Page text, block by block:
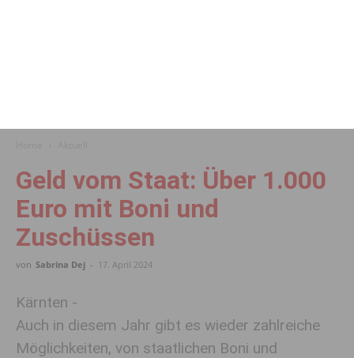
Geld vom Staat: Über 1.000
Euro mit Boni und
Zuschüssen
von Sabrina Dej - 17. April 2024
Kärnten -
Auch in diesem Jahr gibt es wieder zahlreiche
Möglichkeiten, von staatlichen Boni und